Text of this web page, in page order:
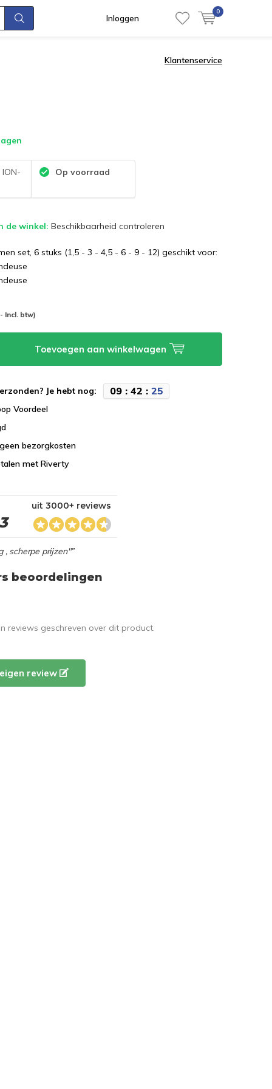
Inloggen
0
Klantenservice
ION- Op voorraad
de winkel:Beschikbaarheid controleren
set, 6 stuks (1,5 - 3 - 4,5 - 6 - 9 - 12) geschikt voor:
Incl. btw)
Toevoegen aan winkelwagen
Je hebt nog: 09: 42 : 24
Voordeel
bezorgkosten
met Riverty
uit 3000+ reviews
, scherpe prijzen"”
beoordelingen
reviews geschreven over dit product.
review